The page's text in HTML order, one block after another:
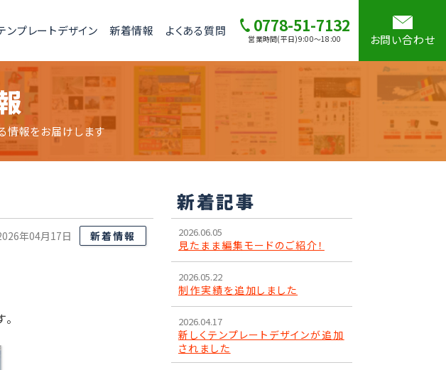
ンプレートデザイン 新着情報 よくある質問 0778-51-7132
営業時間(平日)9:00～18:00 お問い合わせ
情報をお届けします
年04月17日 新着情報
新着記事
2026.06.05
見たまま編集モードのご紹介！
2026.05.22
制作実績を追加しました
2026.04.17
新しくテンプレートデザインが追加
されました